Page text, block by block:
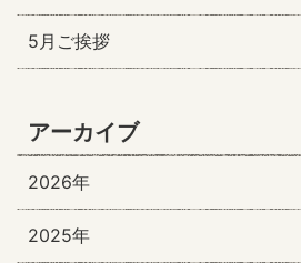
5月ご挨拶
アーカイブ
2026年
2025年